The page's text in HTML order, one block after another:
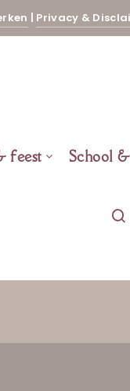
| Privacy &
feest School